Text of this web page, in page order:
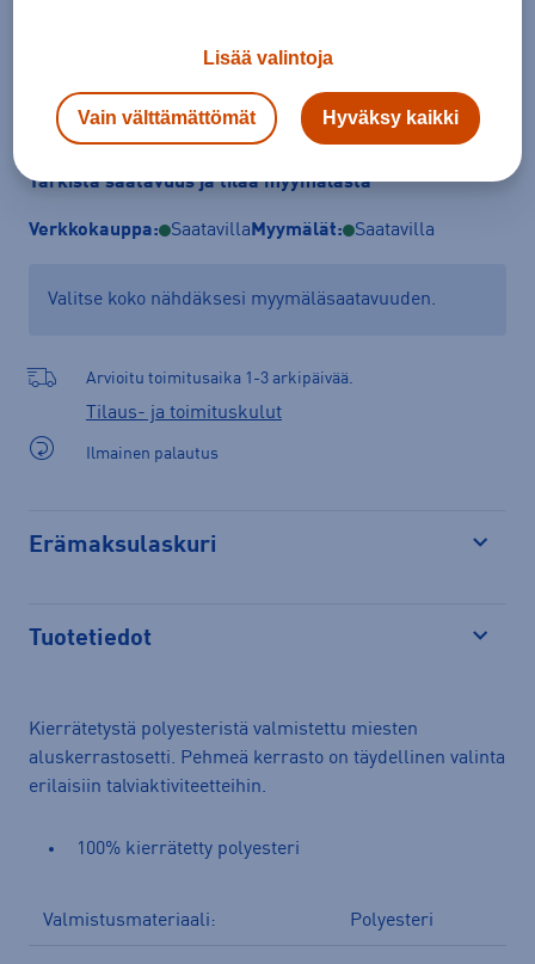
Lisää ostoskoriin
Tarkista saatavuus ja tilaa myymälästä
Verkkokauppa: Saatavilla Myymälät: Saatavilla
Valitse koko nähdäksesi myymäläsaatavuuden.
Arvioitu toimitusaika 1-3 arkipäivää.
Tilaus- ja toimituskulut
Ilmainen palautus
Erämaksulaskuri
Tuotetiedot
Kierrätetystä polyesteristä valmistettu miesten
aluskerrastosetti. Pehmeä kerrasto on täydellinen valinta
erilaisiin talviaktiviteetteihin.
100% kierrätetty polyesteri
Valmistusmateriaali: Polyesteri
Lisää valintoja
Vain välttämättömät Hyväksy kaikki